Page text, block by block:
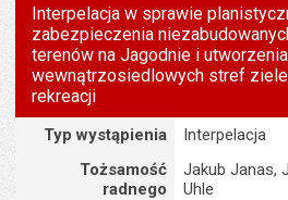
Interpelacja w sprawie
zabezpieczenia
terenów na Jagodnie i utworzenia
wewnątrzosiedlowych stref
rekreacji
Szczegóły
Typ wystąpienia
Interpelacja
Tożsamość
radnego
Jakub Janas,
Uhle